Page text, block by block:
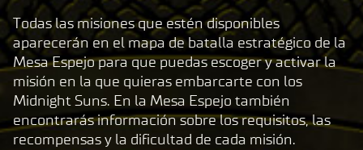
Todas las misiones que estén disponibles
aparecerán en el mapa de batalla estratégico de la
Mesa Espejo para que puedas escoger y activar la
misión en la que quieras embarcarte con los
Midnight Suns. En la Mesa Espejo también
encontrarás información sobre los requisitos, las
recompensas y la dificultad de cada misión.